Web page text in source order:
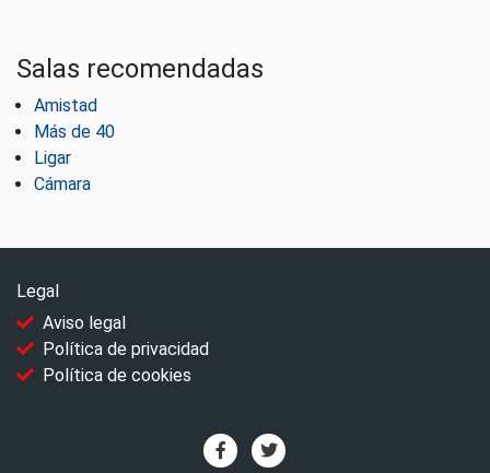
Salas recomendadas
Amistad
Más de 40
Ligar
Cámara
Legal
Aviso legal
Política de privacidad
Política de cookies